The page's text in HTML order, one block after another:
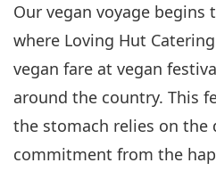
Our vegan voyage
where Loving Hut
vegan fare at vegan
around the country. This
the stomach relies on the
commitment from the